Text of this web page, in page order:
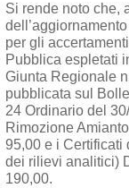
Si rende noto che,
per gli
Pubblica espletati
Giunta Regionale
pubblicata sul
24 Ordinario del
Rimozione
95,00 e i Certificati
dei rilievi analitici)
190,00.